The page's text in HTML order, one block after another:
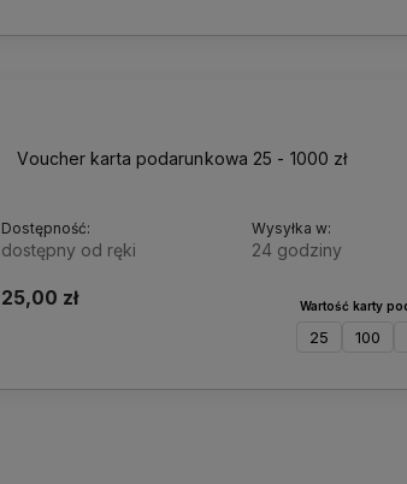
Voucher karta podarunkowa 25 - 1000 zł
Dostępność:
dostępny od ręki
Wysyłka w:
24 godziny
25,00 zł Wartość karty
25 100